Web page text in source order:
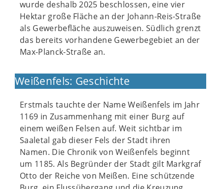
wurde deshalb 2025 beschlossen, eine vier
Hektar große Fläche an der Johann-Reis-Straße
als Gewerbefläche auszuweisen. Südlich grenzt
das bereits vorhandene Gewerbegebiet an der
Max-Planck-Straße an.
Weißenfels: Geschichte
Erstmals tauchte der Name Weißenfels im Jahr
1169 in Zusammenhang mit einer Burg auf
einem weißen Felsen auf. Weit sichtbar im
Saaletal gab dieser Fels der Stadt ihren
Namen. Die Chronik von Weißenfels beginnt
um 1185. Als Begründer der Stadt gilt Markgraf
Otto der Reiche von Meißen. Eine schützende